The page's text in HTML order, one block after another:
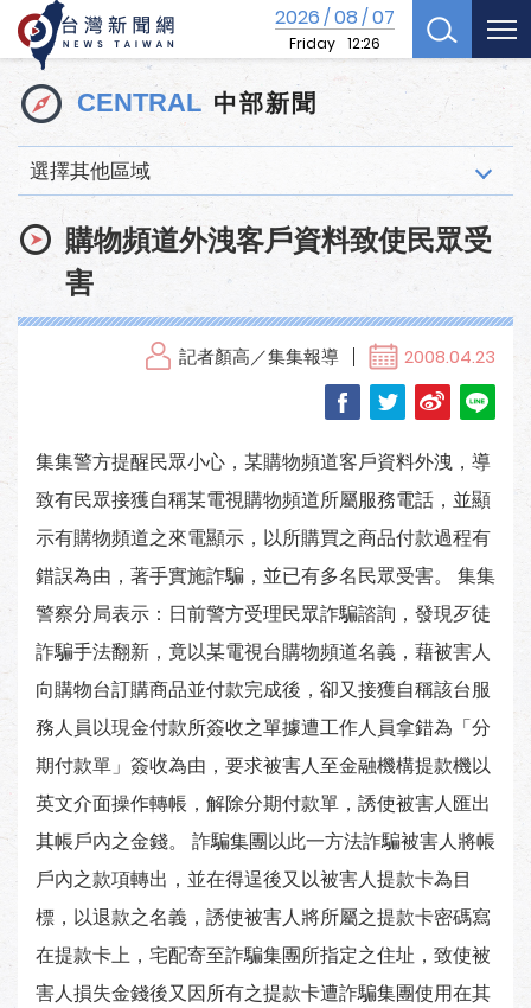
2026/08/07
Friday 12:26
CENTRAL 中部新聞
選擇其他區域
購物頻道外洩客戶資料致使民眾受
害
記者顏高／集集報導 2008.04.23
集集警方提醒民眾小心，某購物頻道客戶資料外洩，導
致有民眾接獲自稱某電視購物頻道所屬服務電話，並顯
示有購物頻道之來電顯示，以所購買之商品付款過程有
錯誤為由，著手實施詐騙，並已有多名民眾受害。 集集
警察分局表示：日前警方受理民眾詐騙諮詢，發現歹徒
詐騙手法翻新，竟以某電視台購物頻道名義，藉被害人
向購物台訂購商品並付款完成後，卻又接獲自稱該台服
務人員以現金付款所簽收之單據遭工作人員拿錯為「分
期付款單」簽收為由，要求被害人至金融機構提款機以
英文介面操作轉帳，解除分期付款單，誘使被害人匯出
其帳戶內之金錢。 詐騙集團以此一方法詐騙被害人將帳
戶內之款項轉出，並在得逞後又以被害人提款卡為目
標，以退款之名義，誘使被害人將所屬之提款卡密碼寫
在提款卡上，宅配寄至詐騙集團所指定之住址，致使被
害人損失金錢後又因所有之提款卡遭詐騙集團使用在其